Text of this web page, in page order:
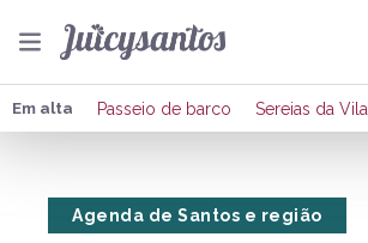
Em alta Passeio de barco Sereias da Vila
Agenda de Santos e região